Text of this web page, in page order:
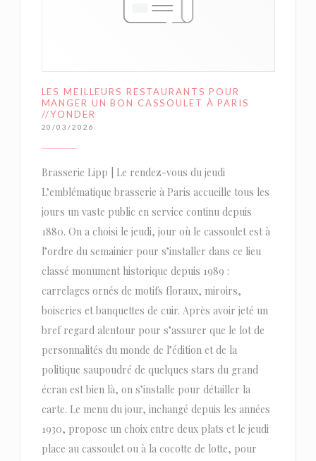
LES MEILLEURS RESTAURANTS POUR
MANGER UN BON CASSOULET À PARIS
//YONDER
20/03/2026
Brasserie Lipp | Le rendez-vous du jeudi
L’emblématique brasserie à Paris accueille tous les
jours un vaste public en service continu depuis
1880. On a choisi le jeudi, jour où le cassoulet est à
l’ordre du semainier pour s’installer dans ce lieu
classé monument historique depuis 1989 :
carrelages ornés de motifs floraux, miroirs,
boiseries et banquettes de cuir. Après avoir jeté un
bref regard alentour pour s’assurer que le lot de
personnalités du monde de l’édition et de la
politique saupoudré de quelques stars du grand
écran est bien là, on s’installe pour détailler la
carte. Le menu du jour, inchangé depuis les années
1930, propose un choix entre deux plats et le jeudi
place au cassoulet ou à la cocotte de lotte, pour